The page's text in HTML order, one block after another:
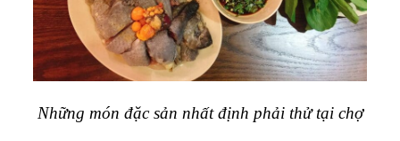
Những món đặc sản nhất định phải thử tại chợ